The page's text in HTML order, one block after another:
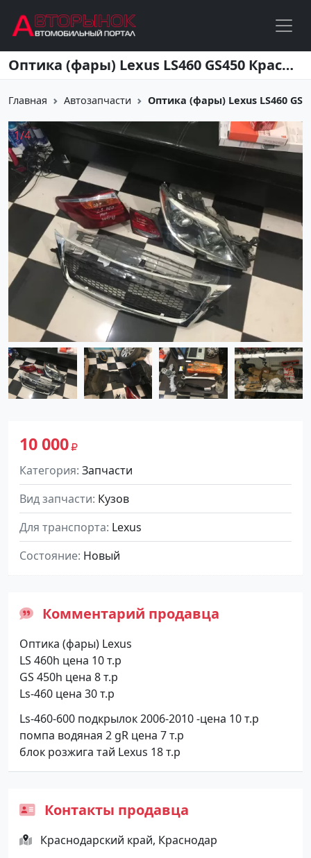
Перейти к основному содержанию Оптика (фары) Lexus LS460 GS450 Краснодар
Главная Автозапчасти Оптика (фары) Lexus LS460
10 000
Категория Запчасти
Вид запчасти Кузов
Для транспорта Lexus
Состояние Новый
1/4
Комментарий продавца
Оптика (фары) Lexus
LS 460h цена 10 т.р
GS 450h цена 8 т.р
Ls-460 цена 30 т.р
Ls-460-600 подкрылок 2006-2010 -цена 10 т.р
помпа водяная 2 gR цена 7 т.р
блок розжига тай Lexus 18 т.р
Контакты продавца
Краснодарский край, Краснодар